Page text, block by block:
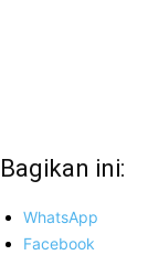
Bagikan ini:
WhatsApp
Facebook